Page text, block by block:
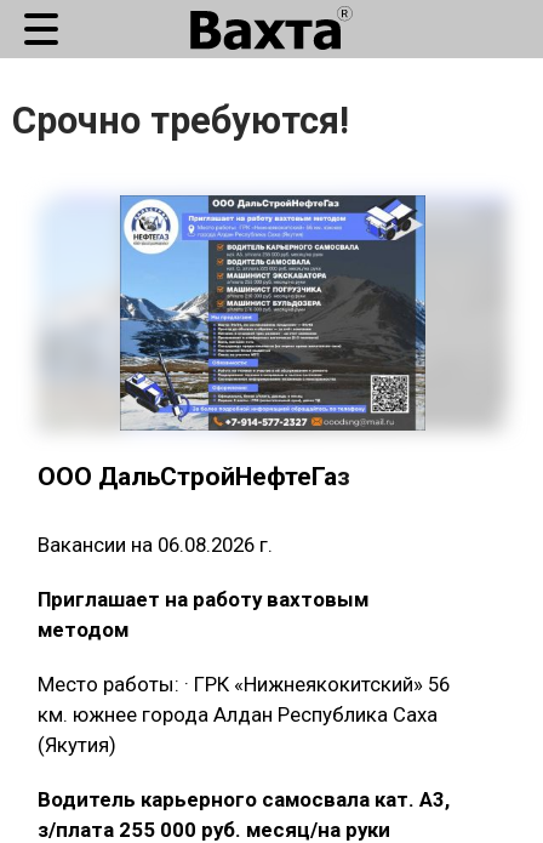
Срочно требуются!
ООО ДальСтройНефтеГаз
Вакансии на 06.08.2026 г.
Приглашает на работу вахтовым
методом
Место работы: · ГРК «Нижнеякокитский» 56
км. южнее города Алдан Республика Саха
(Якутия)
Водитель карьерного самосвала кат. А3,
з/плата 255 000 руб. месяц/на руки